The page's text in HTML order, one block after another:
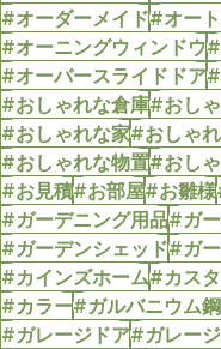
#オーダーメイド#オー
#オーニングウィンドウ
#オーバースライドドア
#おしゃれな倉庫#おし
#おしゃれな家#おしゃ
#おしゃれな物置#おし
#お見積#お部屋#お雛様
#ガーデニング用品#ガ
#ガーデンシェッド#ガ
#カインズホーム#カス
#カラー#ガルバニウム
#ガレージドア#ガレー